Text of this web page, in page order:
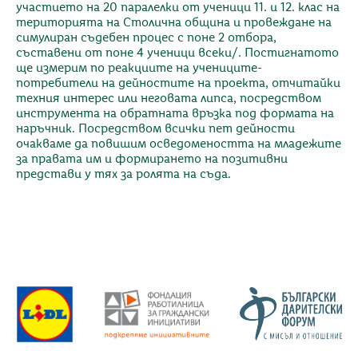
участието на 20 паралелки от ученици 11. и 12. клас на
територията на Столична община и провеждане на
симулиран съдебен процес с поне 2 отбора,
съставени от поне 4 ученици всеки/. Постигнатото
ще измерим по реакциите на учениците-
потребители на дейностите на проекта, отчитайки
техния интерес или неговата липса, посредством
инструмента на обратната връзка под формата на
наръчник. Посредством всички пет дейности
очакваме да повишим осведомеността на младежите
за правата им и формирането на позитивни
представи у тях за ролята на съда.